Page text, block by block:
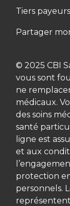
Tiers payeurs
Partager
© 2025 CBI
vous sont
ne
médicaux.
des soins
santé
ligne est
et aux
protection
personnels.